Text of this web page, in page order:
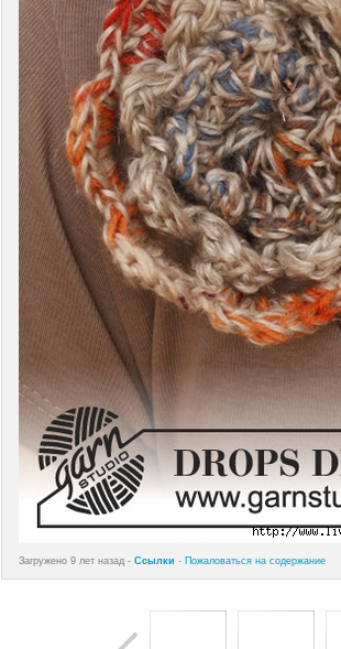
Загружено 9 лет назад - Ссылки - Пожаловаться на содержание